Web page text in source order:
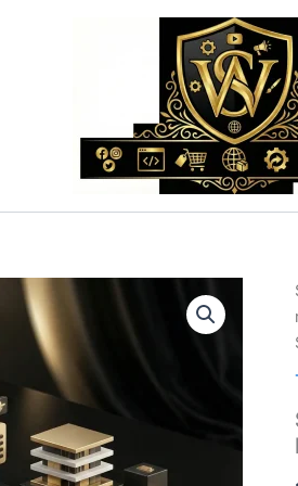
i
i